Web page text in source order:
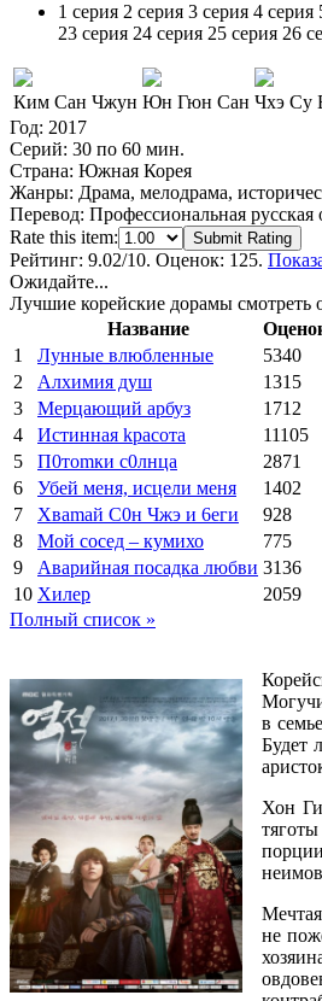
1 серия 2 серия 3 серия 4 серия
23 серия 24 серия 25 серия 26
Ким Сан Чжун Юн Гюн Сан Чхэ Су
Год: 2017
Серий: 30 по 60 мин.
Страна: Южная Корея
Жанры: Драма, мелодрама,
Перевод: Профессиональная русская
Rate this item:
Submit Rating
Рейтинг: 9.02/10. Оценок: 125.
Ожидайте...
Лучшие корейские дорамы смотреть
Название
1
Лунные влюбленные 5340
2
Алхимия душ 1315
3
Мерцающий арбуз 1712
4
Иcтиннaя kрасoтa 11105
5
П0тоmки c0лнцa 2871
6
Убей меня, исцели меня 1402
7
Xваmай С0н Чжэ и 6еги 928
8
Мой сосед – кумихо 775
9
Аварийная посадка любви 3136
10 Хилер 2059
Полный список »
в
Будет
Хон
не